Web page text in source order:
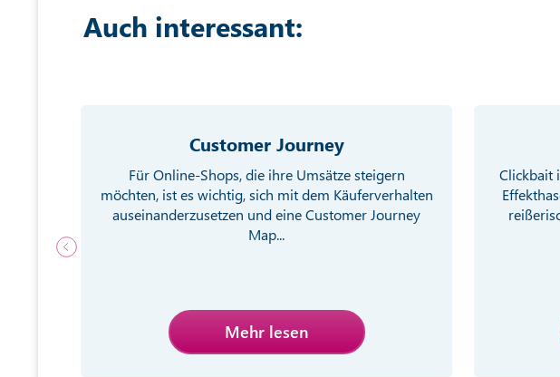
Auch interessant:
Customer Journey
Für Online-Shops, die ihre Umsätze steigern
möchten, ist es wichtig, sich mit dem Käuferverhalten
auseinanderzusetzen und eine Customer Journey
Map...
Mehr lesen
Clickbait